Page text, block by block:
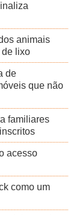
animais
de lixo
de
que não
familiares
acesso
como um